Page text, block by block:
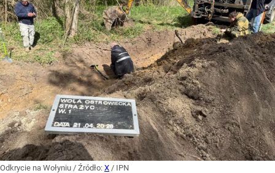
Odkrycie na Wołyniu / Źródło: X / IPN